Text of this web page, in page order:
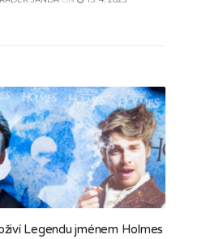
Legendu jménem Holmes